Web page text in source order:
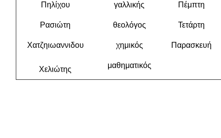
Πηλίχου γαλλικής Πέμπτη
Ρασιώτη θεολόγος Τετάρτη
Χατζηιωαννιδου χημικός Παρασκευή
Χελιώτης μαθηματικός